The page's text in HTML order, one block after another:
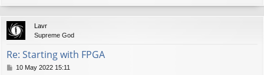
o
p
Lavr
Supreme God
Re: Starting with FPGA
P10 May 2022 15:11